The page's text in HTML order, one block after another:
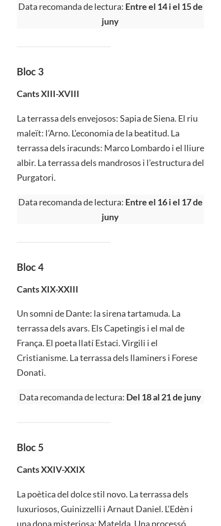
Data recomanda de lectura: Entre el 14 i el 15 de
juny
Bloc 3
Cants XIII-XVIII
La terrassa dels envejosos: Sapia de Siena. El riu
maleït: l’Arno. L’economia de la beatitud. La
terrassa dels iracunds: Marco Lombardo i el lliure
albir. La terrassa dels mandrosos i l’estructura del
Purgatori.
Data recomanda de lectura: Entre el 16 i el 17 de
juny
Bloc 4
Cants XIX-XXIII
Un somni de Dante: la sirena tartamuda. La
terrassa dels avars. Els Capetingis i el mal de
França. El poeta llatí Estaci. Virgili i el
Cristianisme. La terrassa dels llaminers i Forese
Donati.
Data recomanda de lectura: Del 18 al 21 de juny
Bloc 5
Cants XXIV-XXIX
La poètica del dolce stil novo. La terrassa dels
luxuriosos, Guinizzelli i Arnaut Daniel. L’Edèn i
una dona misteriosa: Matelda. Una processó